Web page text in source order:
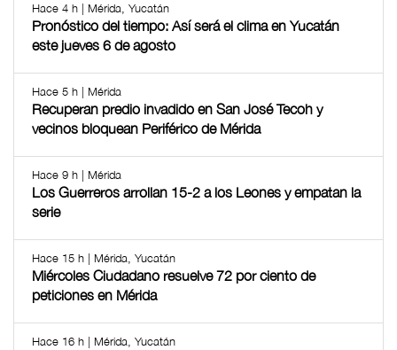
Hace 4 h | Mérida, Yucatán
Pronóstico del tiempo: Así será el clima en Yucatán
este jueves 6 de agosto
Hace 5 h | Mérida
Recuperan predio invadido en San José Tecoh y
vecinos bloquean Periférico de Mérida
Hace 9 h | Mérida
Los Guerreros arrollan 15-2 a los Leones y empatan la
serie
Hace 15 h | Mérida, Yucatán
Miércoles Ciudadano resuelve 72 por ciento de
peticiones en Mérida
Hace 16 h | Mérida, Yucatán